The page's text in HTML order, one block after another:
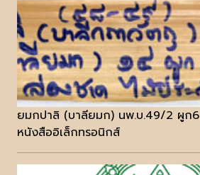
ยมกปาลิ (บาลียมก) นพ.บ.49/2 ผูก6
หนังสืออิเล็กทรอนิกส์